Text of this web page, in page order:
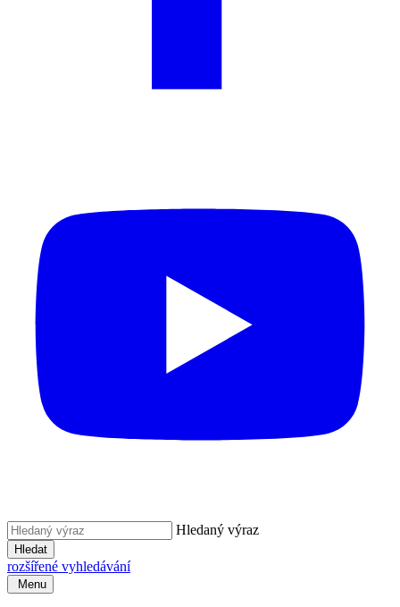
Hledaný výraz
Hledat
rozšířené vyhledávání
Menu